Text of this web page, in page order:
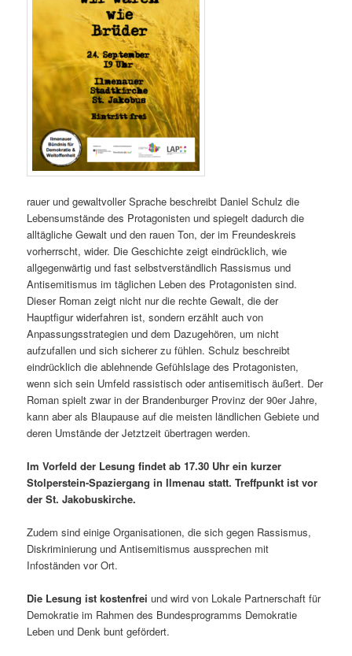
rauer und gewaltvoller Sprache beschreibt Daniel Schulz die
Lebensumstände des Protagonisten und spiegelt dadurch die
alltägliche Gewalt und den rauen Ton, der im Freundeskreis
vorherrscht, wider. Die Geschichte zeigt eindrücklich, wie
allgegenwärtig und fast selbstverständlich Rassismus und
Antisemitismus im täglichen Leben des Protagonisten sind.
Dieser Roman zeigt nicht nur die rechte Gewalt, die der
Hauptfigur widerfahren ist, sondern erzählt auch von
Anpassungsstrategien und dem Dazugehören, um nicht
aufzufallen und sich sicherer zu fühlen. Schulz beschreibt
eindrücklich die ablehnende Gefühlslage des Protagonisten,
wenn sich sein Umfeld rassistisch oder antisemitisch äußert. Der
Roman spielt zwar in der Brandenburger Provinz der 90er Jahre,
kann aber als Blaupause auf die meisten ländlichen Gebiete und
deren Umstände der Jetztzeit übertragen werden.
Im Vorfeld der Lesung findet ab 17.30 Uhr ein kurzer
Stolperstein-Spaziergang in Ilmenau statt. Treffpunkt ist vor
der St. Jakobuskirche.
Zudem sind einige Organisationen, die sich gegen Rassismus,
Diskriminierung und Antisemitismus aussprechen mit
Infoständen vor Ort.
Die Lesung ist kostenfrei und wird von Lokale Partnerschaft für
Demokratie im Rahmen des Bundesprogramms Demokratie
Leben und Denk bunt gefördert.